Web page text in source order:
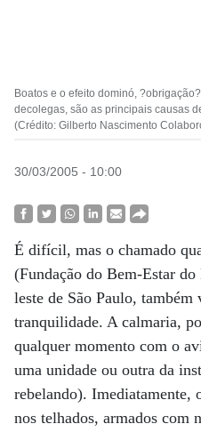
Boatos e o efeito dominó,
decolegas, são as principais causas
(Crédito: Gilberto Nascimento
30/03/2005 - 10:00
É difícil, mas o chamado
(Fundação do Bem-Estar
leste de São Paulo, também
tranquilidade. A calmaria,
qualquer momento com o
uma unidade ou outra da
rebelando). Imediatamente,
nos telhados, armados com